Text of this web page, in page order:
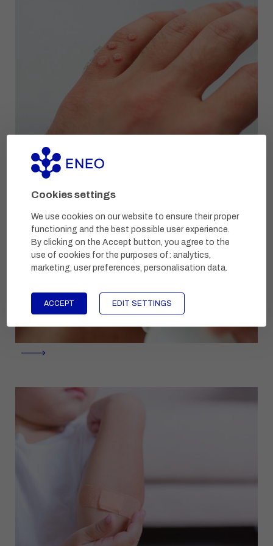
Cookies settings
We use cookies on our website to ensure their proper
functioning and the best possible user experience.
By clicking on the Accept button, you agree to the
use of cookies for the purposes of:analytics,
marketing, user preferences, personalisation data.
ACCEPT EDIT SETTINGS